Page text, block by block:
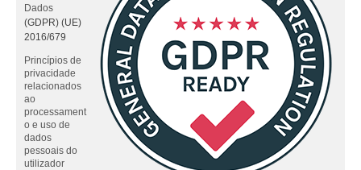
Dados
(GDPR) (UE)
2016/679
Princípios de
privacidade
relacionados
ao
processament
o e uso de
dados
pessoais do
utilizador